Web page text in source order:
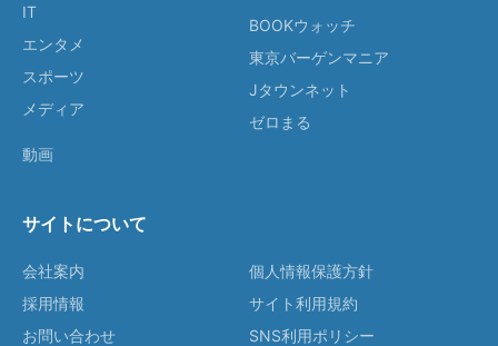
IT
エンタメ
スポーツ
メディア
動画
BOOKウォッチ
東京バーゲンマニア
Jタウンネット
ゼロまる
サイトについて
会社案内
採用情報
お問い合わせ
個人情報保護方針
サイト利用規約
SNS利用ポリシー